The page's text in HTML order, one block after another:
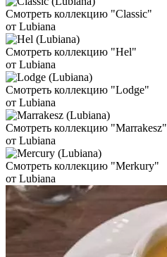
Смотреть коллекцию "Classic"
от Lubiana
Смотреть коллекцию "Hel"
от Lubiana
Смотреть коллекцию "Lodge"
от Lubiana
Смотреть коллекцию "Marrakesz"
от Lubiana
Смотреть коллекцию "Merkury"
от Lubiana